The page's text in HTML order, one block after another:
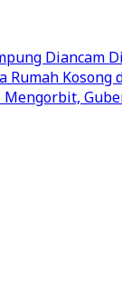
Diancam
Kosong
Mengorbit,